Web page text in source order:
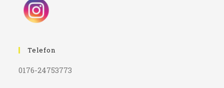
Telefon
0176-24753773